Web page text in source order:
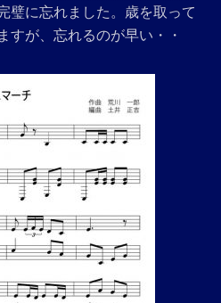
璧に忘れました。歳を取って
すが、忘れるのが早い・・